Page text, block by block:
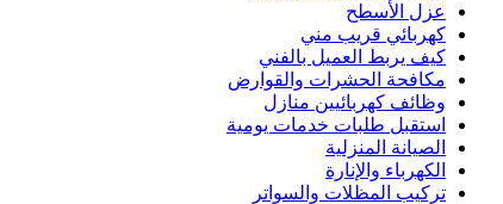
عزل الأسطح
كهربائي قريب مني
كيف يربط العميل بالفني
مكافحة الحشرات والقوارض
وظائف كهربائيين منازل
استقبل طلبات خدمات يومية
الصيانة المنزلية
الكهرباء والإنارة
تركيب المظلات والسواتر